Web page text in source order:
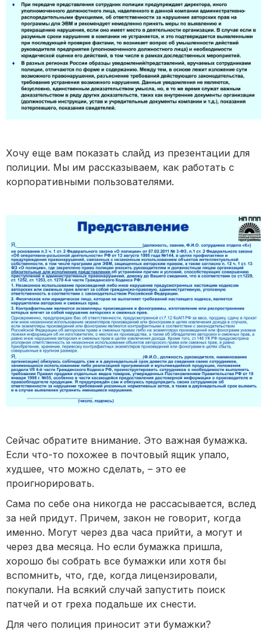
Хочу еще вам показать слайд из презентации для
полиции. Мы им рассказываем, как работать с
корпоративными пользователями.
Сейчас обратите внимание. Это важная бумажка.
Если что-то похожее в почтовый ящик упало,
худшее, что можно сделать, – это ее
проигнорировать.
Сама по себе она никогда не рассасывается, вслед
за ней придут. Причем, закон не говорит, когда
именно. Могут через два часа прийти, а могут и
через два месяца. Но если бумажка пришла,
хорошо бы собрать все бумажки или хотя бы
вспомнить, что, где, когда лицензировали,
покупали. На всякий случай запустить поиск
патчей и от греха подальше их снести.
Для чего полиция приносит эти бумажки?